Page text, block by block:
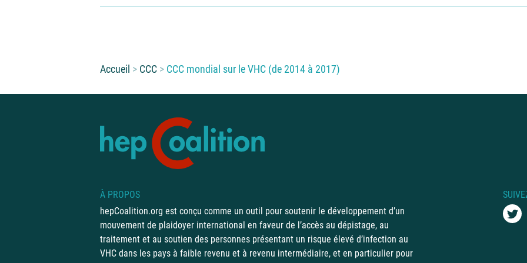
Vous êtes ici :
Accueil CCC CCC mondial sur le VHC (de 2014 à 2017)
À PROPOS
hepCoalition.org est conçu comme un outil pour soutenir le développement d’un
mouvement de plaidoyer international en faveur de l’accès au dépistage, au
traitement et au soutien des personnes présentant un risque élevé d’infection au
VHC dans les pays à faible revenu et à revenu intermédiaire, et en particulier pour